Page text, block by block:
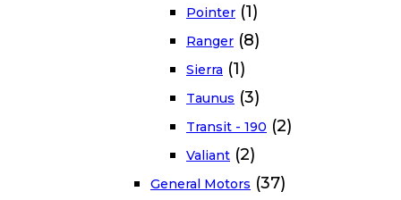
Pointer (1)
Ranger (8)
Sierra (1)
Taunus (3)
Transit - 190 (2)
Valiant (2)
General Motors (37)